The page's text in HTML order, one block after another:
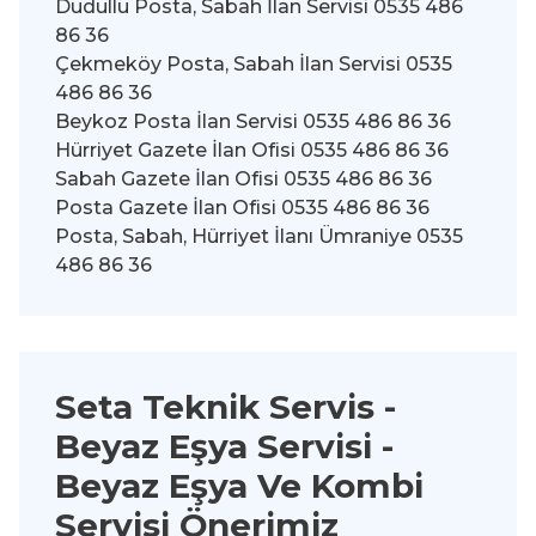
Dudullu Posta, Sabah İlan Servisi 0535 486
86 36
Çekmeköy Posta, Sabah İlan Servisi 0535
486 86 36
Beykoz Posta İlan Servisi 0535 486 86 36
Hürriyet Gazete İlan Ofisi 0535 486 86 36
Sabah Gazete İlan Ofisi 0535 486 86 36
Posta Gazete İlan Ofisi 0535 486 86 36
Posta, Sabah, Hürriyet İlanı Ümraniye 0535
486 86 36
Seta Teknik Servis -
Beyaz Eşya Servisi -
Beyaz Eşya Ve Kombi
Servisi Önerimiz